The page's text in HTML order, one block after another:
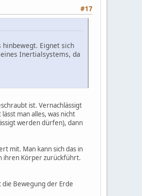
#17
hinbewegt. Eignet sich
Inertialsystems, da
ist. Vernachlässigt
man alles, was nicht
werden dürfen), dann
mit. Man kann sich das in
ihren Körper zurückführt.
Bewegung der Erde